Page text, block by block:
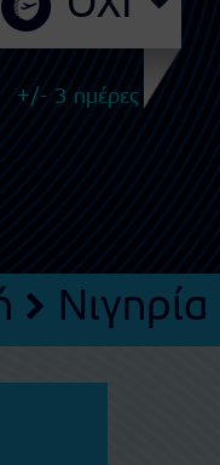
+/- 3 ημέρες
Νιγηρία